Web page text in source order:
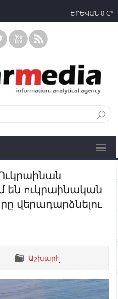
ԵՐԵՎԱՆ 0 C°
են ուկրաինական
վերադարձնելու
Աշխարհ